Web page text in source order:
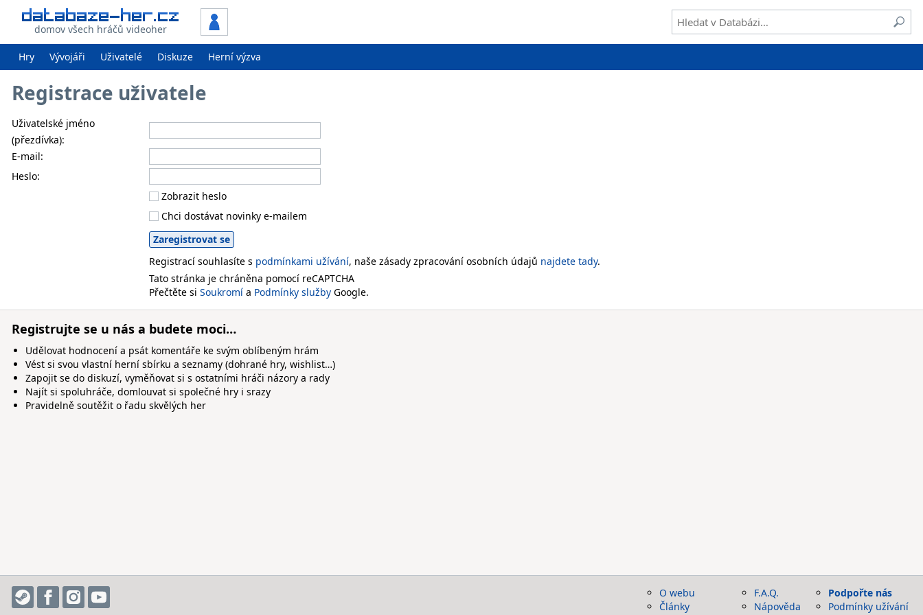
domov všech hráčů videoher
Hry Vývojáři Uživatelé Diskuze Herní výzva
Registrace uživatele
Uživatelské jméno
(přezdívka):
E-mail:
Heslo:
Zobrazit heslo
Chci dostávat novinky e-mailem
Registrací souhlasíte s podmínkami užívání, naše zásady zpracování osobních údajů najdete tady.
Tato stránka je chráněna pomocí reCAPTCHA
Přečtěte si Soukromí a Podmínky služby Google.
Registrujte se u nás a budete moci…
Udělovat hodnocení a psát komentáře ke svým oblíbeným hrám
Vést si svou vlastní herní sbírku a seznamy (dohrané hry, wishlist…)
Zapojit se do diskuzí, vyměňovat si s ostatními hráči názory a rady
Najít si spoluhráče, domlouvat si společné hry i srazy
Pravidelně soutěžit o řadu skvělých her
O webu
Články
F.A.Q.
Nápověda
Podpořte nás
Podmínky užívání